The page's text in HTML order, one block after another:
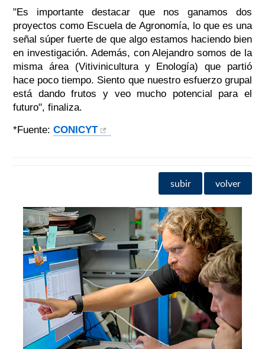
"Es importante destacar que nos ganamos dos
proyectos como Escuela de Agronomía, lo que es una
señal súper fuerte de que algo estamos haciendo bien
en investigación. Además, con Alejandro somos de la
misma área (Vitivinicultura y Enología) que partió
hace poco tiempo. Siento que nuestro esfuerzo grupal
está dando frutos y veo mucho potencial para el
futuro", finaliza.
*Fuente: CONICYT
subir volver